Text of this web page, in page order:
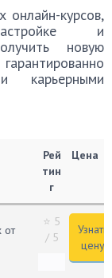
онлайн-курсов,
и
новую
карьерными
Рей
тин
г
Цена
от
⭐ 5
/ 5
Узнать
цену